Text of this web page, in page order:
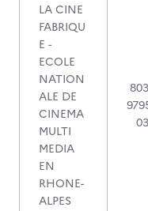
LA CINE
FABRIQU
E -
ECOLE
NATION
ALE DE
CINEMA
MULTI
MEDIA
EN
RHONE-
ALPES